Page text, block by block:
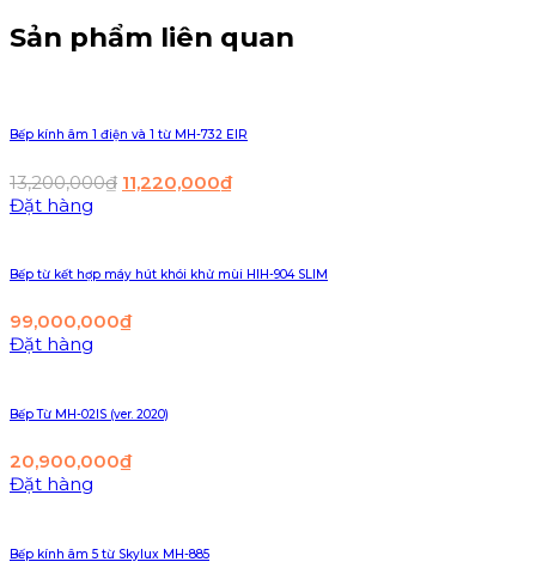
Sản phẩm liên quan
Bếp kính âm 1 điện và 1 từ MH-732 EIR
13,200,000₫ 11,220,000₫
Đặt hàng
Bếp từ kết hợp máy hút khói khử mùi HIH-904 SLIM
99,000,000₫
Đặt hàng
Bếp Từ MH-02IS (ver. 2020)
20,900,000₫
Đặt hàng
Bếp kính âm 5 từ Skylux MH-885